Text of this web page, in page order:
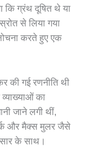
कि ग्रंथ दूषित थे या
से लिया गया
करते हुए एक
गई रणनीति थी
का
जाने लगी थीं,
और मैक्स मुलर जैसे
के साथ।